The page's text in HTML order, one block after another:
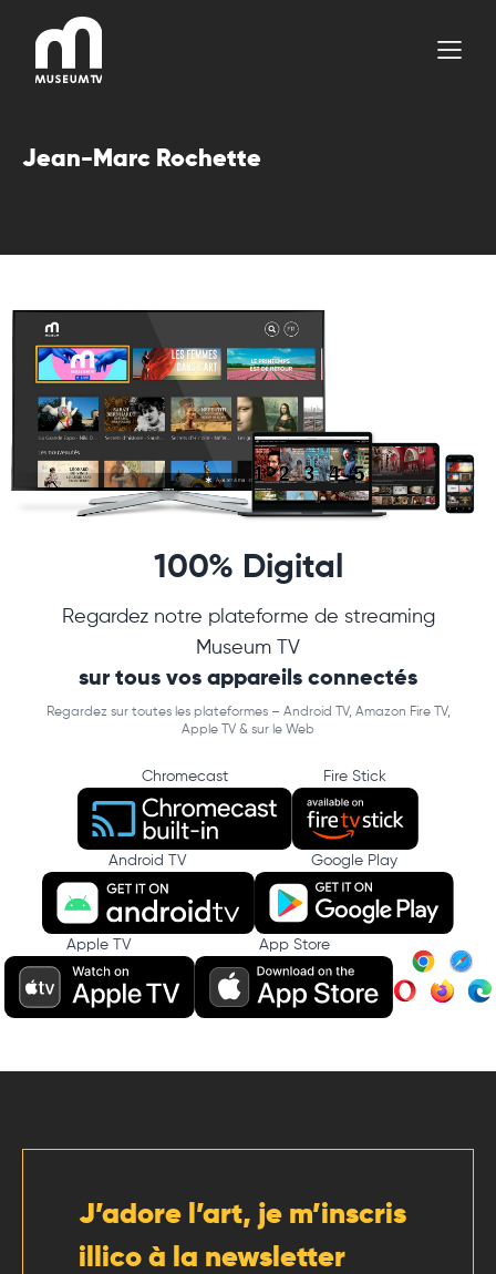
contenu
Jean-Marc Rochette
100% Digital
Regardez notre plateforme de streaming
Museum TV
sur tous vos appareils connectés
Regardez sur toutes les plateformes – Android TV, Amazon Fire TV,
Apple TV & sur le Web
Chromecast Fire Stick
Android TV Google Play
Apple TV App Store
J’adore l’art, je m’inscris
illico à la newsletter